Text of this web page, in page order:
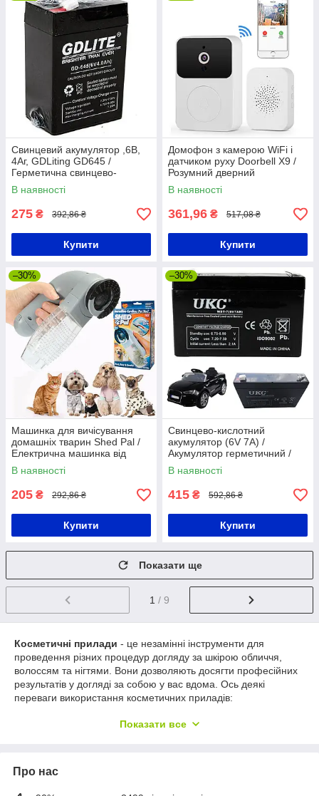
Свинцевий акумулятор ,6В,
4Аг, GDLiting GD645 /
Герметична свинцево-
кислотна батарея
В наявності
275 ₴ 392,86 ₴
Купити
Домофон з камерою WiFi і
датчиком руху Doorbell X9 /
Розумний дверний
відеодомофон для дому
В наявності
361,96 ₴ 517,08 ₴
Купити
–30%
Машинка для вичісування
домашніх тварин Shed Pal /
Електрична машинка від
шерсті тварин
В наявності
205 ₴ 292,86 ₴
Купити
–30%
Свинцево-кислотний
акумулятор (6V 7A) /
Акумулятор герметичний /
Акумулятор для
безперебійника
В наявності
415 ₴ 592,86 ₴
Купити
Показати ще
1 / 9
Косметичні прилади - це незамінні інструменти для
проведення різних процедур догляду за шкірою обличчя,
волоссям та нігтями. Вони дозволяють досягти професійних
результатів у догляді за собою у вас вдома. Ось деякі
переваги використання косметичних приладів:
урахуванням специфіки конкретних процедур і
допомагають покращити кровообіг, стимулювати
Показати все
Про нас